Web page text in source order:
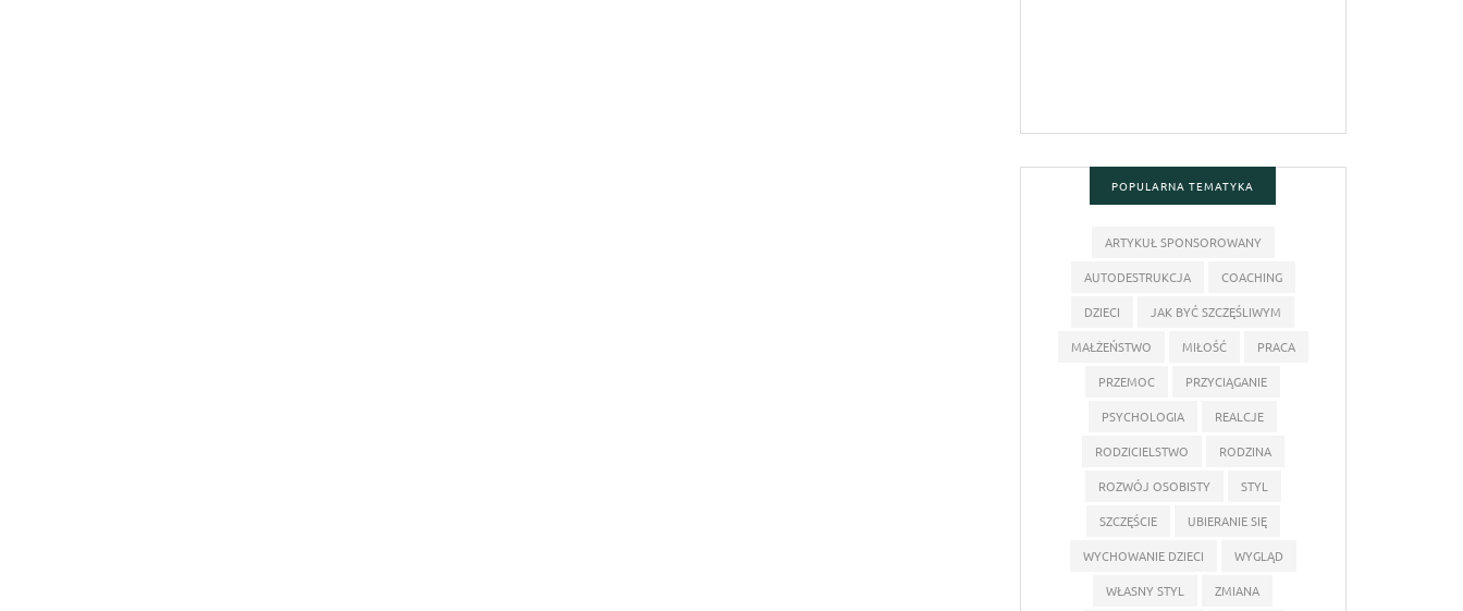
POPULARNA TEMATYKA
ARTYKUŁ SPONSOROWANY
AUTODESTRUKCJA
COACHING
DZIECI
JAK BYĆ SZCZĘŚLIWYM
MAŁŻEŃSTWO
MIŁOŚĆ
PRACA
PRZEMOC
PRZYCIĄGANIE
PSYCHOLOGIA
REALCJE
RODZICIELSTWO
RODZINA
ROZWÓJ OSOBISTY
STYL
SZCZĘŚCIE
UBIERANIE SIĘ
WYCHOWANIE DZIECI
WYGLĄD
WŁASNY STYL
ZMIANA